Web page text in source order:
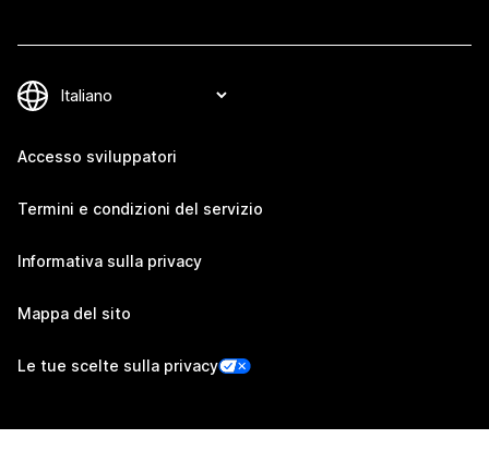
Accesso sviluppatori
Termini e condizioni del servizio
Informativa sulla privacy
Mappa del sito
Le tue scelte sulla privacy